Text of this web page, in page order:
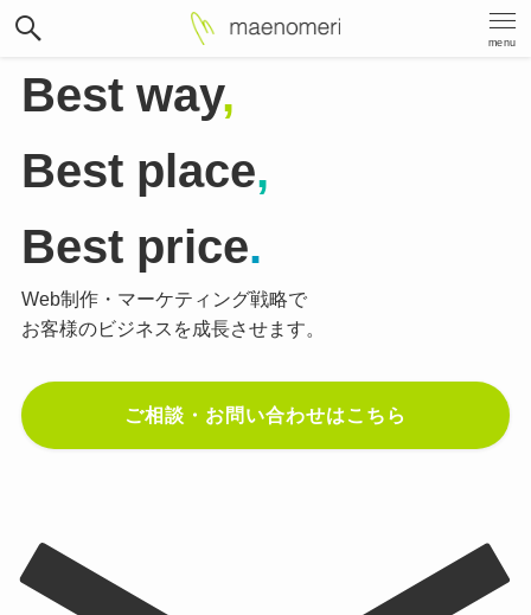
menu
Best way,
Best place,
Best price.
Web制作・マーケティング戦略で
お客様のビジネスを成長させます。
ご相談・お問い合わせはこちら